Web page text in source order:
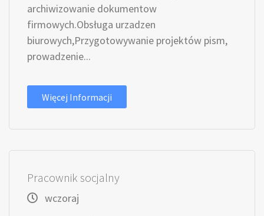
archiwizowanie dokumentow
firmowych.Obsługa urzadzen
biurowych,Przygotowywanie projektów pism,
prowadzenie...
Więcej Informacji
Pracownik socjalny
wczoraj